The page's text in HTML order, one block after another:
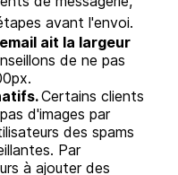
avant l'envoi.
ait la largeur
de ne pas
Certains clients
d'images par
des spams
Par
à ajouter des